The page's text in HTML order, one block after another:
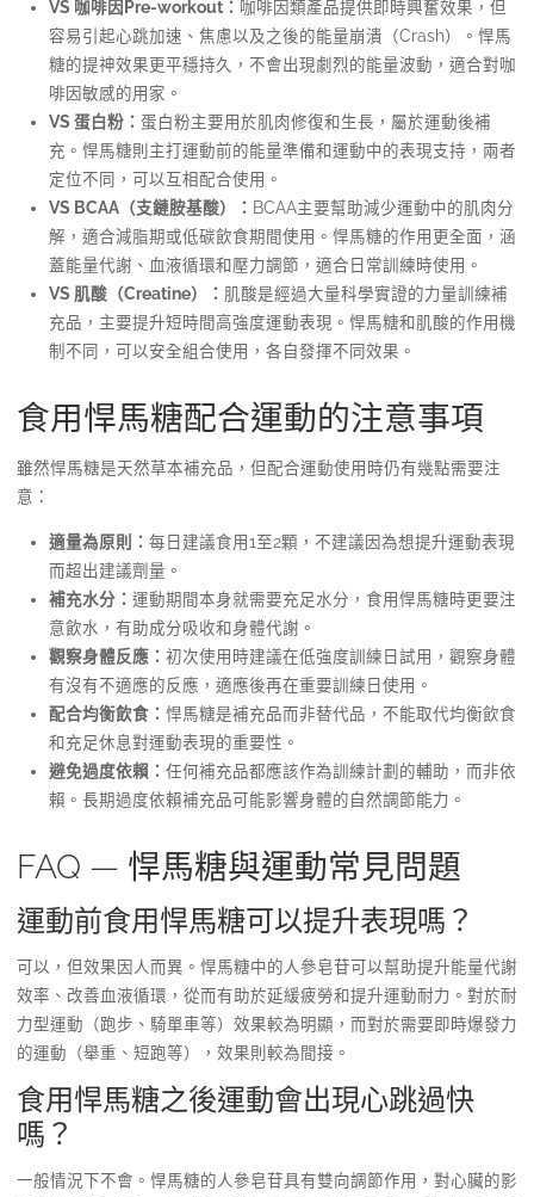
VS 咖啡因Pre-workout： 咖啡因類產品提供即時興奮效果，但
容易引起心跳加速、焦慮以及之後的能量崩潰（Crash）。悍馬
糖的提神效果更平穩持久，不會出現劇烈的能量波動，適合對咖
啡因敏感的用家。
VS 蛋白粉： 蛋白粉主要用於肌肉修復和生長，屬於運動後補
充。悍馬糖則主打運動前的能量準備和運動中的表現支持，兩者
定位不同，可以互相配合使用。
VS BCAA（支鏈胺基酸）： BCAA主要幫助減少運動中的肌肉分
解，適合減脂期或低碳飲食期間使用。悍馬糖的作用更全面，涵
蓋能量代謝、血液循環和壓力調節，適合日常訓練時使用。
VS 肌酸（Creatine）： 肌酸是經過大量科學實證的力量訓練補
充品，主要提升短時間高強度運動表現。悍馬糖和肌酸的作用機
制不同，可以安全組合使用，各自發揮不同效果。
食用悍馬糖配合運動的注意事項
雖然悍馬糖是天然草本補充品，但配合運動使用時仍有幾點需要注
意：
適量為原則： 每日建議食用1至2顆，不建議因為想提升運動表現
而超出建議劑量。
補充水分： 運動期間本身就需要充足水分，食用悍馬糖時更要注
意飲水，有助成分吸收和身體代謝。
觀察身體反應： 初次使用時建議在低強度訓練日試用，觀察身體
有沒有不適應的反應，適應後再在重要訓練日使用。
配合均衡飲食： 悍馬糖是補充品而非替代品，不能取代均衡飲食
和充足休息對運動表現的重要性。
避免過度依賴： 任何補充品都應該作為訓練計劃的輔助，而非依
賴。長期過度依賴補充品可能影響身體的自然調節能力。
FAQ — 悍馬糖與運動常見問題
運動前食用悍馬糖可以提升表現嗎？
可以，但效果因人而異。悍馬糖中的人參皂苷可以幫助提升能量代謝
效率、改善血液循環，從而有助於延緩疲勞和提升運動耐力。對於耐
力型運動（跑步、騎單車等）效果較為明顯，而對於需要即時爆發力
的運動（舉重、短跑等），效果則較為間接。
食用悍馬糖之後運動會出現心跳過快
嗎？
一般情況下不會。悍馬糖的人參皂苷具有雙向調節作用，對心臟的影